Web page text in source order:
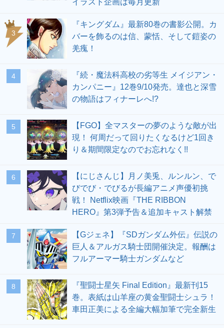
3
『キングダム』最新80巻の書影公開。カ
バーを飾るのは信、蒙恬、そして鎧姿の
羌瘣！
4
『続・魔法科高校の劣等生 メイジアン・
カンパニー』12巻9/10発売。達也と深雪
の物語はフィナーレへ!?
5
【FGO】全マスターの夢のような敵が出
現！ 何周だって回りたくなるけど1回き
り＆期間限定なのでお忘れなく!!
6
【にじさんじ】月ノ美兎、ルンルン、で
びでび・でびるが長編アニメ声優初挑
戦！ Netflix映画『THE RIBBON
HERO』第3弾予告＆追加キャスト解禁
7
【Gジェネ】『SDガンダム外伝』伝説の
巨人＆アルガス騎士団開催決定。報酬は
フルアーマー騎士ガンダムなど
8
『聖闘士星矢 Final Edition』最新刊15
巻。表紙は山羊座の黄金聖闘士シュラ！
車田正美による全編大幅加筆で完全新生